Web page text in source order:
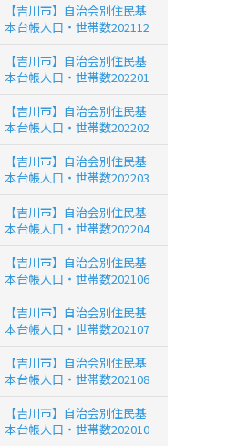
【吉川市】自治会別住民基
本台帳人口・世帯数202112
【吉川市】自治会別住民基
本台帳人口・世帯数202201
【吉川市】自治会別住民基
本台帳人口・世帯数202202
【吉川市】自治会別住民基
本台帳人口・世帯数202203
【吉川市】自治会別住民基
本台帳人口・世帯数202204
【吉川市】自治会別住民基
本台帳人口・世帯数202106
【吉川市】自治会別住民基
本台帳人口・世帯数202107
【吉川市】自治会別住民基
本台帳人口・世帯数202108
【吉川市】自治会別住民基
本台帳人口・世帯数202010